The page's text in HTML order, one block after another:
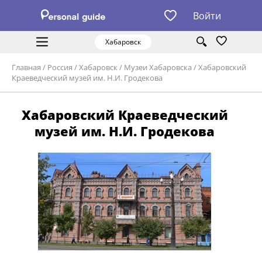
Войти
Хабаровск
Главная / Россия /Хабаровск / Музеи Хабаровска /Хабаровский
Краеведческий музей им. Н.И. Гродекова
Хабаровский Краеведческий
музей им. Н.И. Гродекова